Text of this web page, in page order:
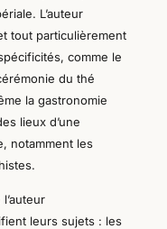
L’auteur
tout particulièrement
comme le
du thé
la gastronomie
lieux d’une
notamment les
leurs sujets : les